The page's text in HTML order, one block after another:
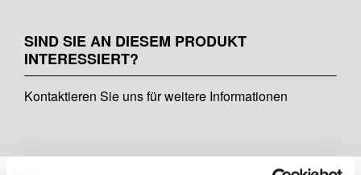
SIND SIE AN DIESEM PRODUKT
INTERESSIERT?
Kontaktieren Sie uns für weitere Informationen